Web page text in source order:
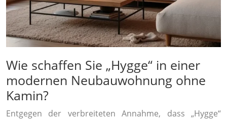
Wie schaffen Sie „Hygge“ in einer
modernen Neubauwohnung ohne
Kamin?
Entgegen der verbreiteten Annahme, dass „Hygge“